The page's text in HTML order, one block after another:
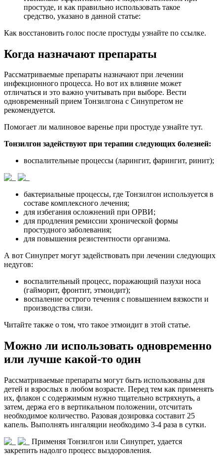
простуде, и как правильно использовать такое
средство, указано в данной статье:
Как восстановить голос после простуды узнайте по ссылке.
Когда назначают препараты
Рассматриваемые препараты назначают при лечении
инфекционного процесса. Но вот их влияние может
отличаться и это важно учитывать при выборе. Вести
одновременный прием Тонзилгона с Синупретом не
рекомендуется.
Помогает ли малиновое варенье при простуде узнайте тут.
Тонзилгон задействуют при терапии следующих болезней:
воспалительные процессы (ларингит, фарингит, ринит);
бактериальные процессы, где Тонзилгон используется в
составе комплексного лечения;
для избегания осложнений при ОРВИ;
для продления ремиссии хронической формы
простудного заболевания;
для повышения резистентности организма.
А вот Синупрет могут задействовать при лечении следующих
недугов:
воспалительный процесс, поражающий пазухи носа
(гайморит, фронтит, этмоидит);
воспаление острого течения с повышением вязкости и
производства слизи.
Читайте также о том, что такое этмоидит в этой статье.
Можно ли использовать одновременно
или лучше какой-то один
Рассматриваемые препараты могут быть использованы для
детей и взрослых в любом возрасте. Перед тем как применять
их, флакон с содержимым нужно тщательно встряхнуть, а
затем, держа его в вертикальном положении, отсчитать
необходимое количество. Разовая дозировка составит 25
капель. Выполнять ингаляции необходимо 3-4 раза в сутки.
Применяя Тонзилгон или Синупрет, удается
закрепить надолго процесс выздоровления.